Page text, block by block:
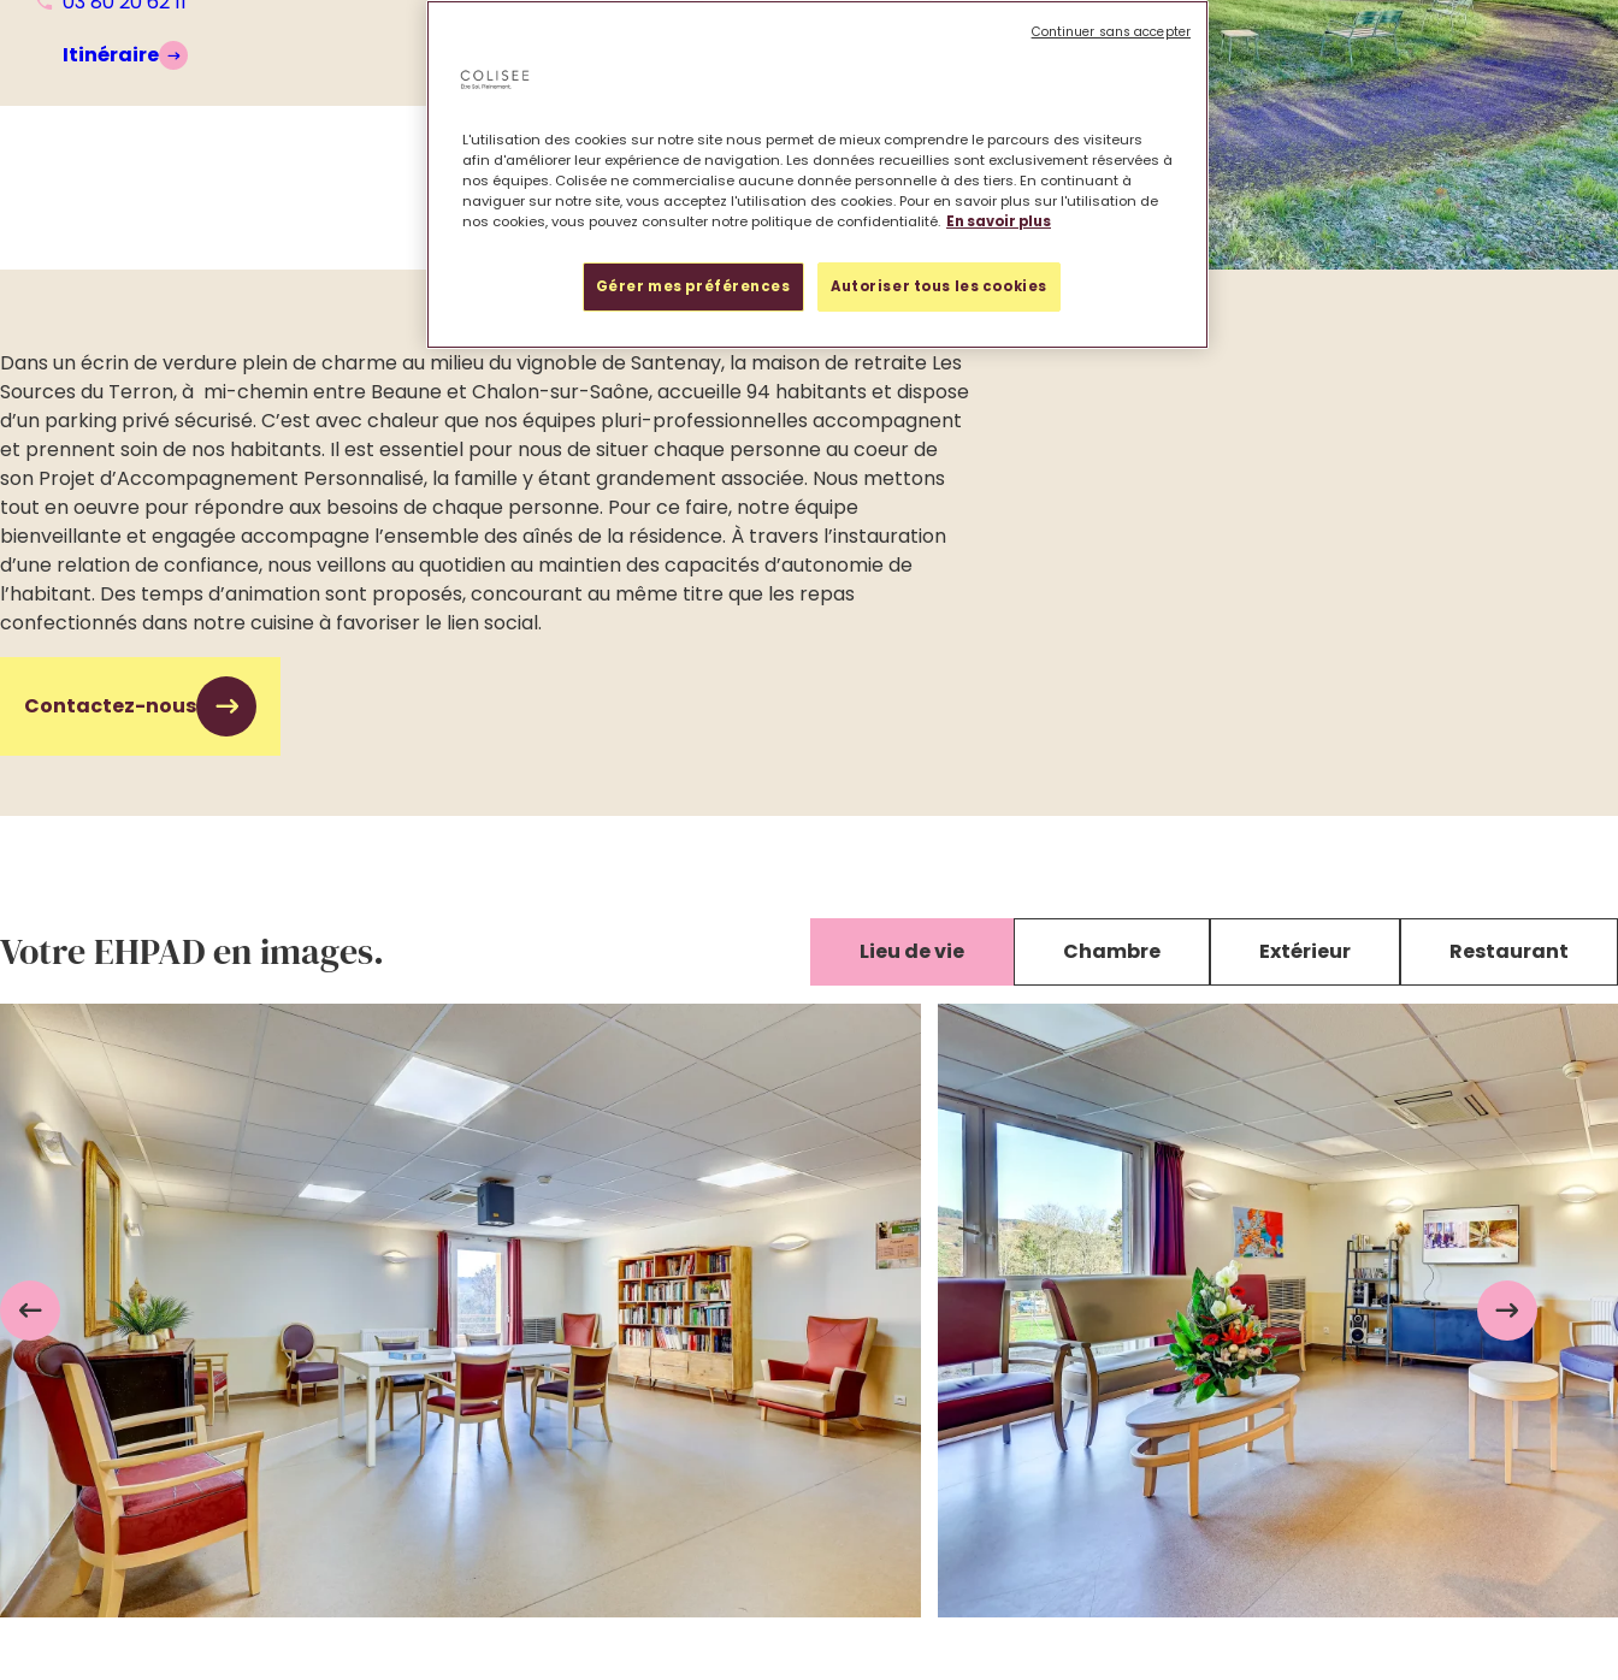
Itinéraire
Dans un écrin de verdure plein de charme au milieu du vignoble de Santenay, la maison de retraite Les
Sources du Terron, à mi-chemin entre Beaune et Chalon-sur-Saône, accueille 94 habitants et dispose
d’un parking privé sécurisé. C’est avec chaleur que nos équipes pluri-professionnelles accompagnent
et prennent soin de nos habitants. Il est essentiel pour nous de situer chaque personne au coeur de
son Projet d’Accompagnement Personnalisé, la famille y étant grandement associée. Nous mettons
tout en oeuvre pour répondre aux besoins de chaque personne. Pour ce faire, notre équipe
bienveillante et engagée accompagne l’ensemble des aînés de la résidence. À travers l’instauration
d’une relation de confiance, nous veillons au quotidien au maintien des capacités d’autonomie de
l’habitant. Des temps d’animation sont proposés, concourant au même titre que les repas
confectionnés dans notre cuisine à favoriser le lien social.
Contactez-nous
Votre EHPAD en images. Lieu de vie Chambre Extérieur Restaurant
L'utilisation des cookies sur notre site nous permet de mieux comprendre le parcours des visiteurs
afin d'améliorer leur expérience de navigation. Les données recueillies sont exclusivement réservées à
nos équipes. Colisée ne commercialise aucune donnée personnelle à des tiers. En continuant à
naviguer sur notre site, vous acceptez l'utilisation des cookies. Pour en savoir plus sur l'utilisation de
nos cookies, vous pouvez consulter notre politique de confidentialité. En savoir plus
Gérer mes préférences Autoriser tous les cookies
Continuer sans accepter